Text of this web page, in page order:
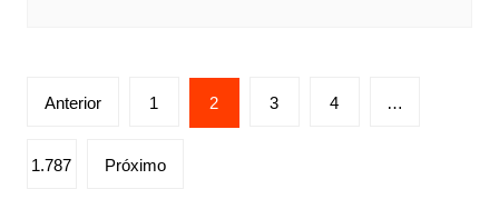
Paginação
posts
Anterior 1 2 3 4 …
1.787 Próximo